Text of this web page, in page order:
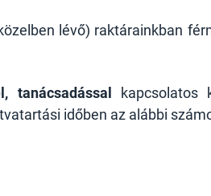
lévő) raktárainkban
tanácsadással kapcsolatos
időben az alábbi